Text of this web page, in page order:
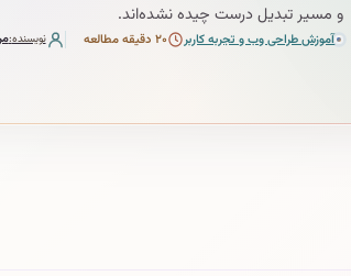
و مسیر تبدیل درست چیده نشده‌اند.
آموزش طراحی وب و تجربه کاربر ۲۰ دقیقه مطالعه نویسنده